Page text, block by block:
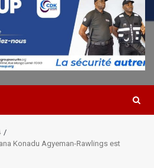
Konadu Agyeman-Rawlings est